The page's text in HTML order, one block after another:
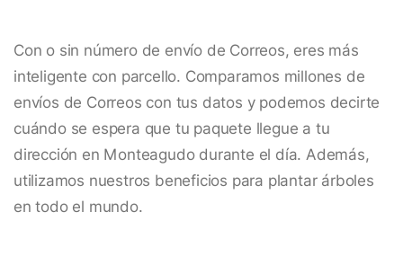
Con o sin número de envío de Correos, eres más
inteligente con parcello. Comparamos millones de
envíos de Correos con tus datos y podemos decirte
cuándo se espera que tu paquete llegue a tu
dirección en Monteagudo durante el día. Además,
utilizamos nuestros beneficios para plantar árboles
en todo el mundo.